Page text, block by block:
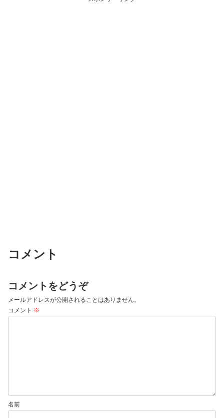
コメント
コメントをどうぞ
メールアドレスが公開されることはありません。
コメント ※
名前